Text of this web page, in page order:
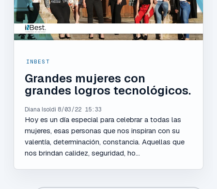
INBEST
Grandes mujeres con
grandes logros tecnológicos.
Diana Isoldi 8/03/22 15:33
Hoy es un día especial para celebrar a todas las
mujeres, esas personas que nos inspiran con su
valentía, determinación, constancia. Aquellas que
nos brindan calidez, seguridad, ho...